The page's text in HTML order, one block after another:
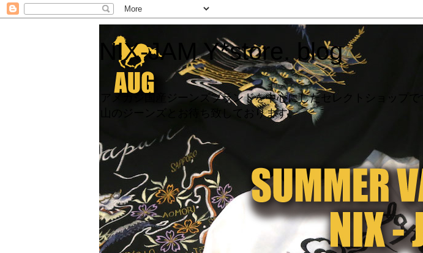
NIX-JAM Y*store. blog
アメカジ国産ジーンズブランドを中心にしたセレクトショップ
山のジーンズとお待ち致しております。